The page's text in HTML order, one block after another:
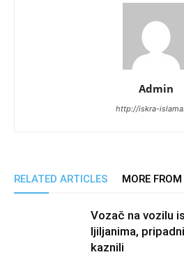
Admin
http://iskra-
RELATED ARTICLES MORE
Vozač na vozilu
ljiljanima,
kaznili